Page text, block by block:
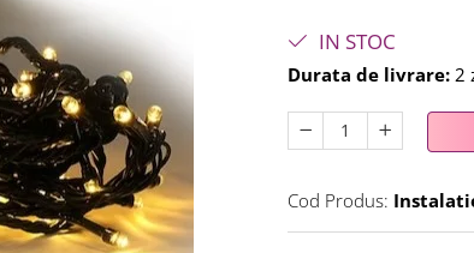
IN STOC
Durata de livrare: 2
Cod Produs: